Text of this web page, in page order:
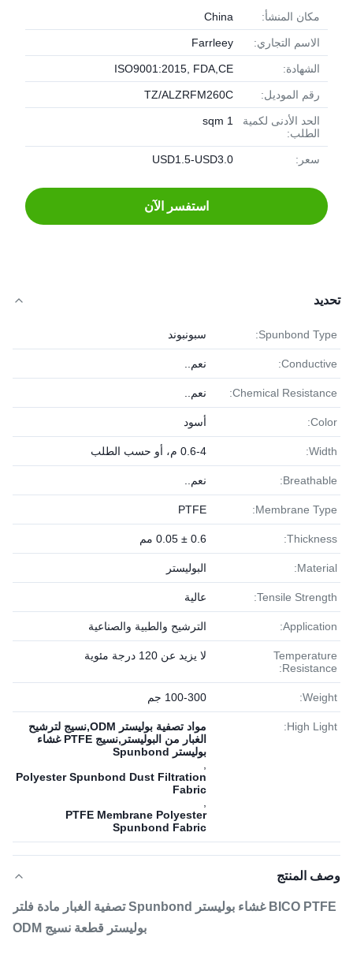
مكان المنشأ: China
الاسم التجاري: Farrleey
الشهادة: ISO9001:2015, FDA,CE
رقم الموديل: TZ/ALZRFM260C
الحد الأدنى لكمية
الطلب:
1 sqm
سعر: USD1.5-USD3.0
استفسر الآن
تحديد
Spunbond Type: سبونبوند
Conductive: نعم..
Chemical Resistance: نعم..
Color: أسود
Width: 0.6-4 م، أو حسب الطلب
Breathable: نعم..
Membrane Type:
PTFE
Thickness: 0.6 ± 0.05 مم
Material: البوليستر
Tensile Strength: عالية
Application: الترشيح والطبية والصناعية
Temperature
Resistance:
لا يزيد عن 120 درجة مئوية
Weight: 100-300 جم
High Light:
مواد تصفية بوليستر ODM,نسيج لترشيح
الغبار من البوليستر,نسيج PTFE غشاء
بوليستر Spunbond
Polyester Spunbond Dust Filtration
Fabric
PTFE Membrane Polyester
Spunbond Fabric
وصف المنتج
BICO PTFE غشاء بوليستر Spunbond تصفية الغبار مادة فلتر
بوليستر قطعة نسيج ODM